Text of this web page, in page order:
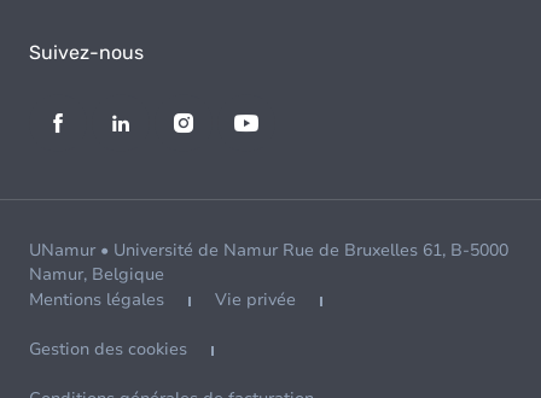
Suivez-nous
UNamur • Université de Namur Rue de Bruxelles 61, B-5000
Namur, Belgique
Mentions légales
Vie privée
Gestion des cookies